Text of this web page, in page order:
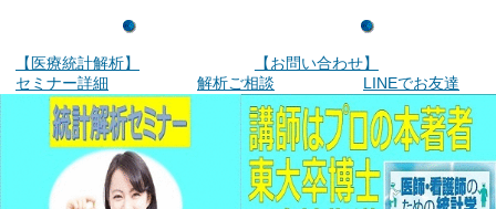
【医療統計解析】
【お問い合わせ】
セミナー詳細
解析ご相談 LINEでお友達